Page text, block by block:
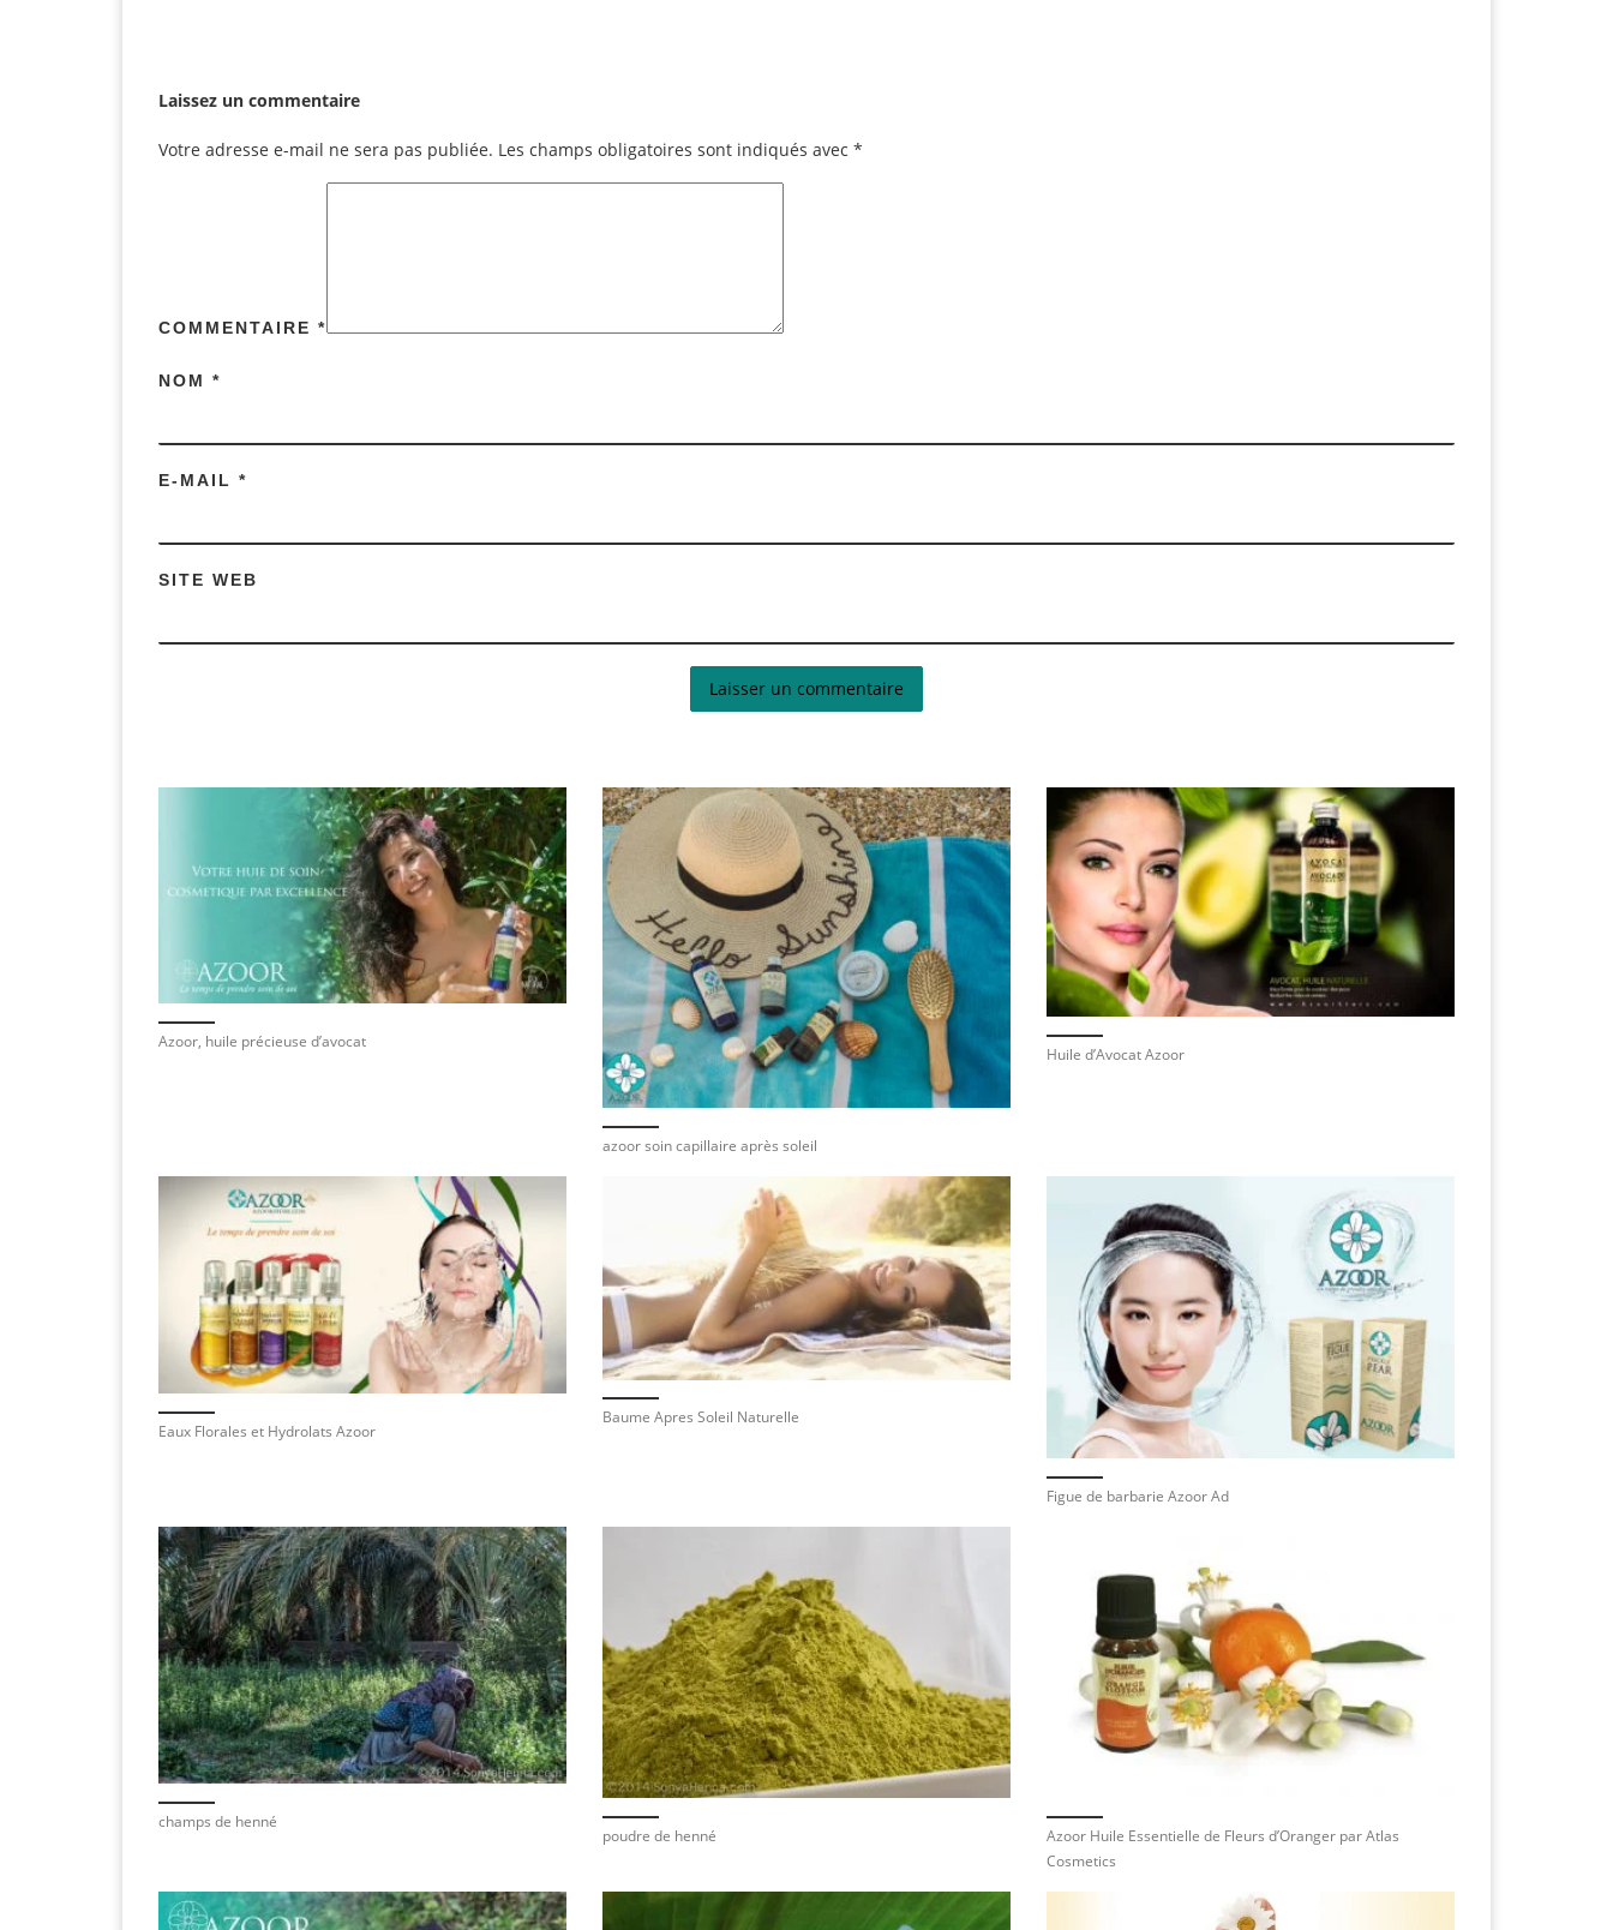
Laissez un commentaire
Votre adresse e-mail ne sera pas publiée. Les champs obligatoires sont indiqués avec *
COMMENTAIRE *
NOM *
E-MAIL *
SITE WEB
Azoor, huile précieuse d’avocat
azoor soin capillaire après soleil
Huile d’Avocat Azoor
Eaux Florales et Hydrolats Azoor
Baume Apres Soleil Naturelle
Figue de barbarie Azoor Ad
champs de henné
poudre de henné
Azoor Huile Essentielle de Fleurs d’Oranger par Atlas
Cosmetics